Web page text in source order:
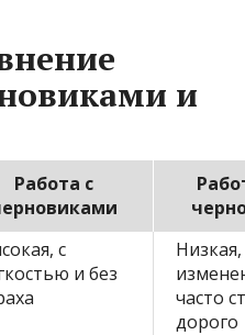
и
Работа с
с
и без
Низкая,
часто
дорого